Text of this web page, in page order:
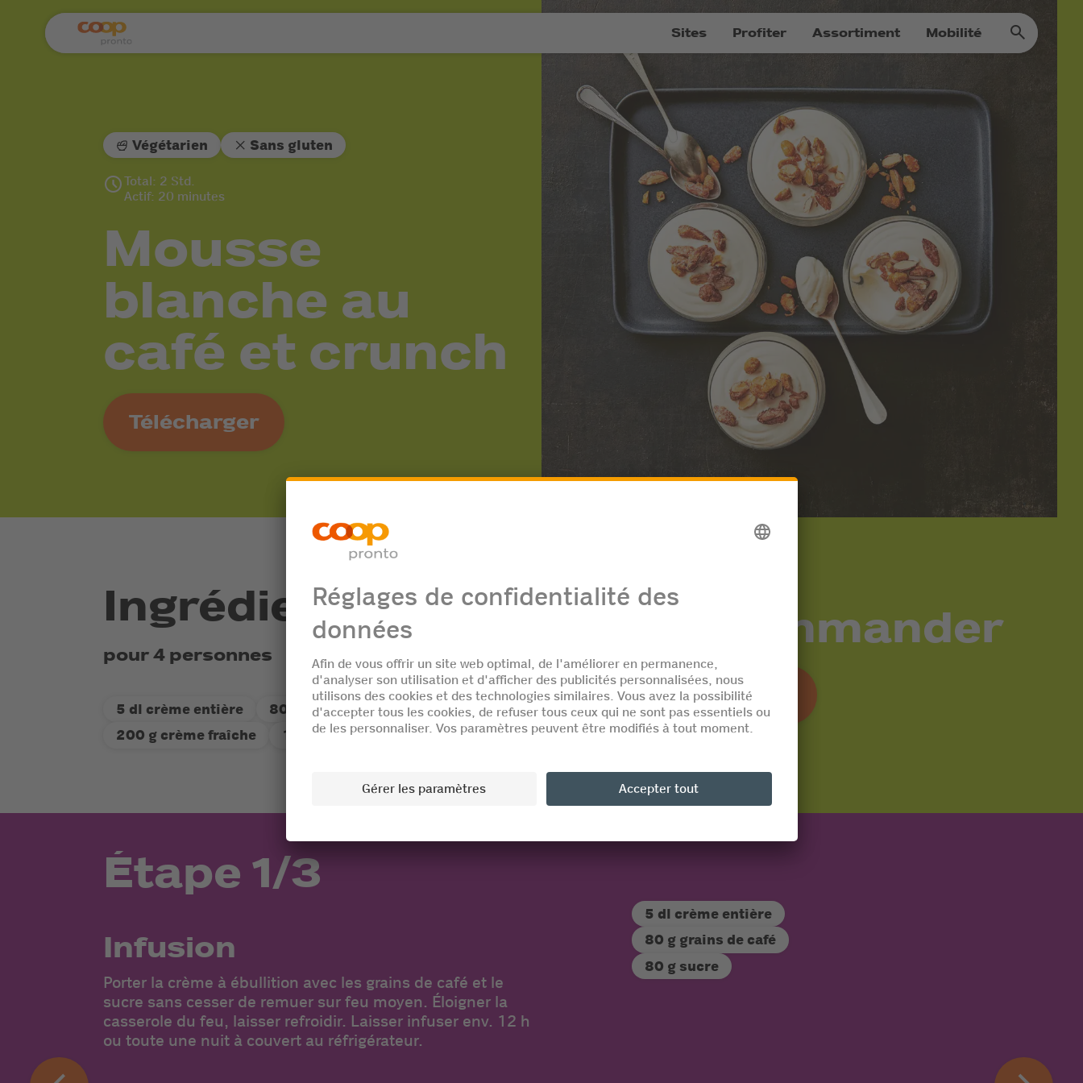
Sites Profiter Assortiment Mobilité
Végétarien Sans gluten
Total: 2 Std.
Actif: 20 minutes
Mousse
blanche au
café et crunch
Télécharger
Ingrédients
pour 4 personnes
5 dl crème entière 80 g grains de café
80 g sucre
200 g crème fraîche
100 g mélange de noix
Recommander
Partager
Étape 1/3
Infusion
Porter la crème à ébullition avec les grains de café et le
sucre sans cesser de remuer sur feu moyen. Éloigner la
casserole du feu, laisser refroidir. Laisser infuser env. 12 h
ou toute une nuit à couvert au réfrigérateur.
5 dl crème entière
80 g grains de café
80 g sucre